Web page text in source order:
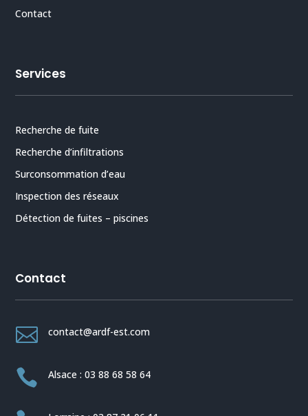
Contact
Services
Recherche de fuite
Recherche d’infiltrations
Surconsommation d’eau
Inspection des réseaux
Détection de fuites – piscines
Contact
 contact@ardf-est.com
 Alsace : 03 88 68 58 64